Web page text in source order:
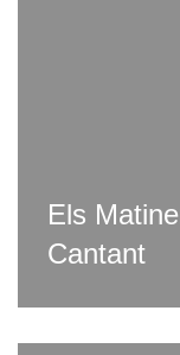
Els
Cantant